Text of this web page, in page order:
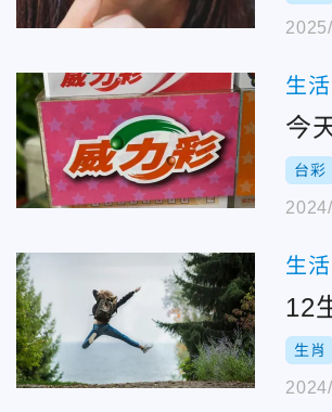
生活
今
台彩
生活
12
生肖